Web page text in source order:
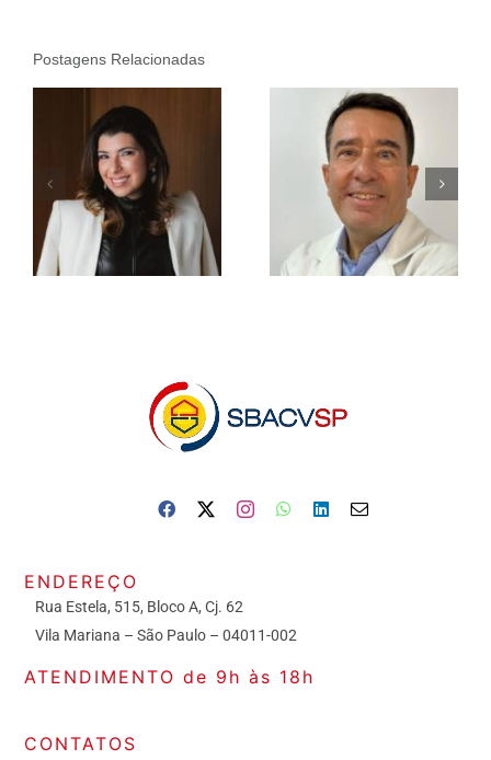
Postagens Relacionadas
ENDEREÇO
Rua Estela, 515, Bloco A, Cj. 62
Vila Mariana – São Paulo – 04011-002
ATENDIMENTO de 9h às 18h
CONTATOS